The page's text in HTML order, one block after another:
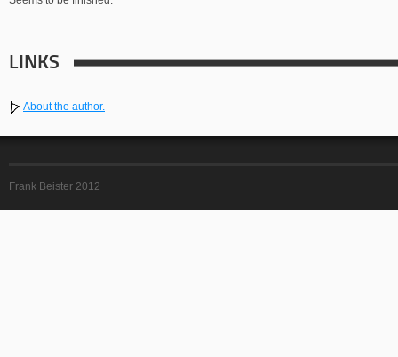
LINKS
About the author.
Frank Beister 2012